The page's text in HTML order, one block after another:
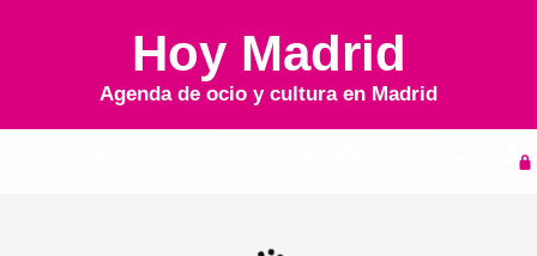
Hoy Madrid
Agenda de ocio y cultura en Madrid